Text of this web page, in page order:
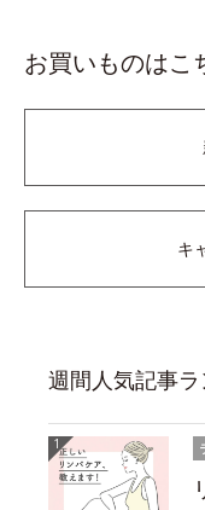
お買いものはこ
キ
週間人気記事